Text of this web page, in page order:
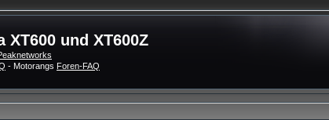
XT600 und XT600Z
- Motorangs Foren-FAQ